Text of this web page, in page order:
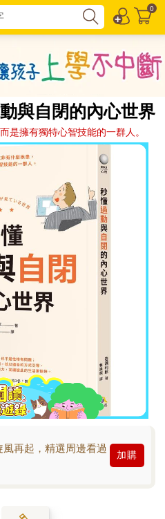
0
與自閉的內心世界
是擁有獨特心智技能的一群人。
再起，精選周邊看過
加購